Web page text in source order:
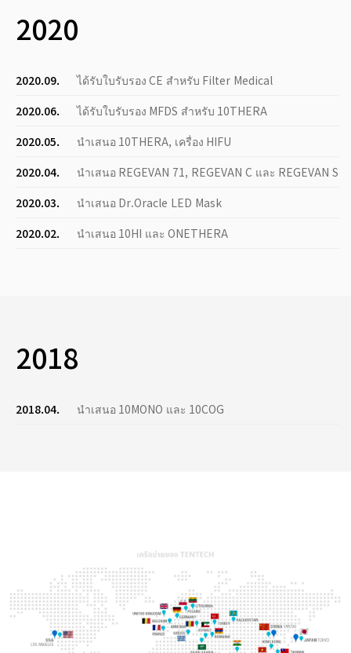
2020
2020.09.
ได้รับใบรับรอง CE สำหรับ Filter Medical
2020.06.
ได้รับใบรับรอง MFDS สำหรับ 10THERA
2020.05.
นำเสนอ 10THERA, เครื่อง HIFU
2020.04.
นำเสนอ REGEVAN 71, REGEVAN C และ REGEVAN S
2020.03.
นำเสนอ Dr.Oracle LED Mask
2020.02.
นำเสนอ 10HI และ ONETHERA
2018
2018.04. นำเสนอ 10MONO และ 10COG